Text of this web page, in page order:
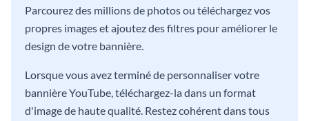
Parcourez des millions de photos ou téléchargez vos
propres images et ajoutez des filtres pour améliorer le
design de votre bannière.
Lorsque vous avez terminé de personnaliser votre
bannière YouTube, téléchargez-la dans un format
d'image de haute qualité. Restez cohérent dans tous